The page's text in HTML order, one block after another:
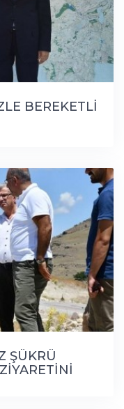
BEREKETLİ
ŞÜKRÜ